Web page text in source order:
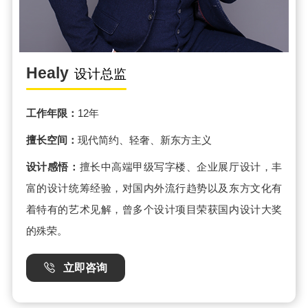
Healy 设计总监
工作年限： 12年
擅长空间： 现代简约、轻奢、新东方主义
设计感悟： 擅长中高端甲级写字楼、企业展厅设计，丰
富的设计统筹经验，对国内外流行趋势以及东方文化有
着特有的艺术见解，曾多个设计项目荣获国内设计大奖
的殊荣。
立即咨询